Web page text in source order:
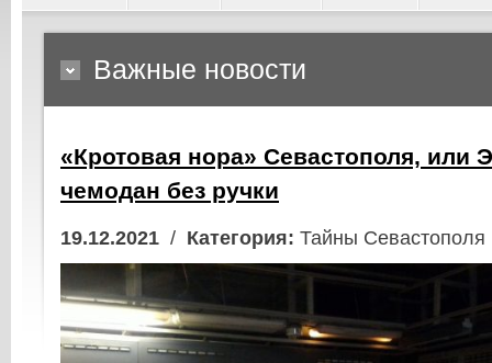
Важные новости
«Кротовая нора» Севастополя, или
чемодан без ручки
19.12.2021 / Категория: Тайны Севастополя